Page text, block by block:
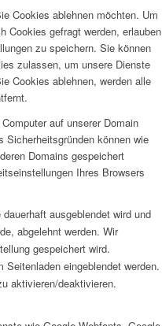
Cookies ablehnen möchten. Um
Cookies gefragt werden, erlauben
zu speichern. Sie können
zulassen, um unsere Dienste
Cookies ablehnen, werden alle
auf unserer Domain
Sicherheitsgründen können wie
Domains gespeichert
Ihres Browsers
ausgeblendet wird und
abgelehnt werden. Wir
gespeichert wird.
eingeblendet werden.
aktivieren/deaktivieren.